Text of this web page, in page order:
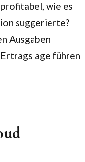
wie es
suggerierte?
Ausgaben
führen